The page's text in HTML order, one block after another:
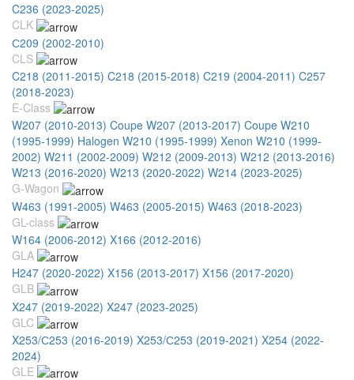
C236 (2023-2025)
CLK
С209 (2002-2010)
CLS
C218 (2011-2015) C218 (2015-2018) C219 (2004-2011) C257
(2018-2023)
E-Class
W207 (2010-2013) Coupe W207 (2013-2017) Coupe W210
(1995-1999) Halogen W210 (1995-1999) Xenon W210 (1999-
2002) W211 (2002-2009) W212 (2009-2013) W212 (2013-2016)
W213 (2016-2020) W213 (2020-2022) W214 (2023-2025)
G-Wagon
W463 (1991-2005) W463 (2005-2015) W463 (2018-2023)
GL-class
W164 (2006-2012) X166 (2012-2016)
GLA
H247 (2020-2022) X156 (2013-2017) X156 (2017-2020)
GLB
X247 (2019-2022) X247 (2023-2025)
GLC
X253/С253 (2016-2019) X253/С253 (2019-2021) X254 (2022-
2024)
GLE